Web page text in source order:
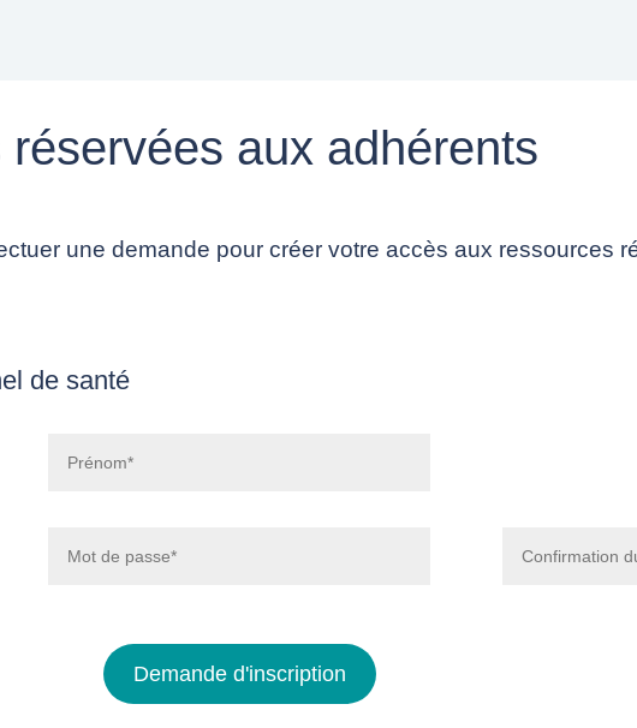
aux adhérents
une demande pour créer votre accès aux ressources
de santé
Demande d'inscription